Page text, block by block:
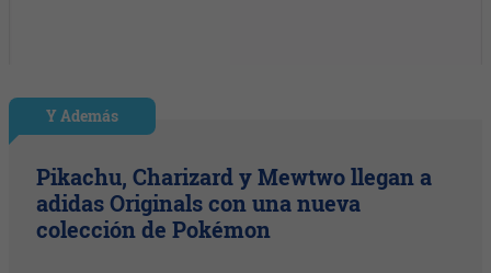
Y Además
Pikachu, Charizard y Mewtwo llegan a
adidas Originals con una nueva
colección de Pokémon